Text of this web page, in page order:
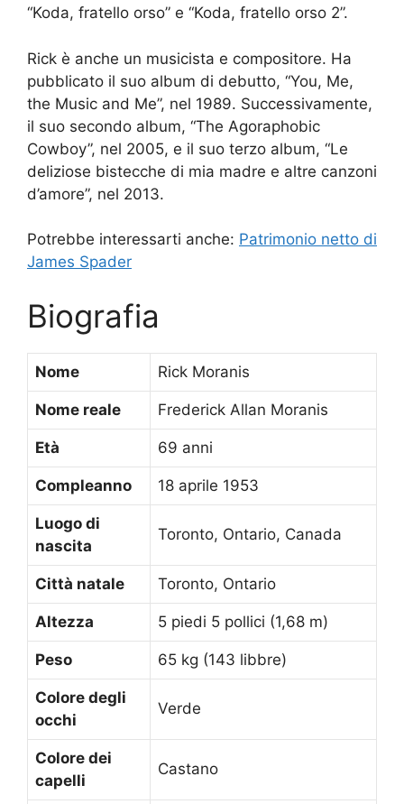
“Koda, fratello orso” e “Koda, fratello orso 2”.
Rick è anche un musicista e compositore. Ha
pubblicato il suo album di debutto, “You, Me,
the Music and Me”, nel 1989. Successivamente,
il suo secondo album, “The Agoraphobic
Cowboy”, nel 2005, e il suo terzo album, “Le
deliziose bistecche di mia madre e altre canzoni
d’amore”, nel 2013.
Potrebbe interessarti anche: Patrimonio netto di
James Spader
Biografia
Nome Rick Moranis
Nome reale Frederick Allan Moranis
Età 69 anni
Compleanno 18 aprile 1953
Luogo di
nascita
Toronto, Ontario, Canada
Città natale Toronto, Ontario
Altezza 5 piedi 5 pollici (1,68 m)
Peso 65 kg (143 libbre)
Colore degli
occhi
Verde
Colore dei
capelli
Castano